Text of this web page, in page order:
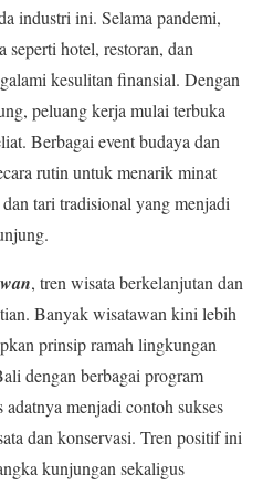
industri ini. Selama pandemi,
seperti hotel, restoran, dan
kesulitan finansial. Dengan
peluang kerja mulai terbuka
Berbagai event budaya dan
rutin untuk menarik minat
tari tradisional yang menjadi
, tren wisata berkelanjutan dan
Banyak wisatawan kini lebih
prinsip ramah lingkungan
dengan berbagai program
menjadi contoh sukses
dan konservasi. Tren positif ini
kunjungan sekaligus